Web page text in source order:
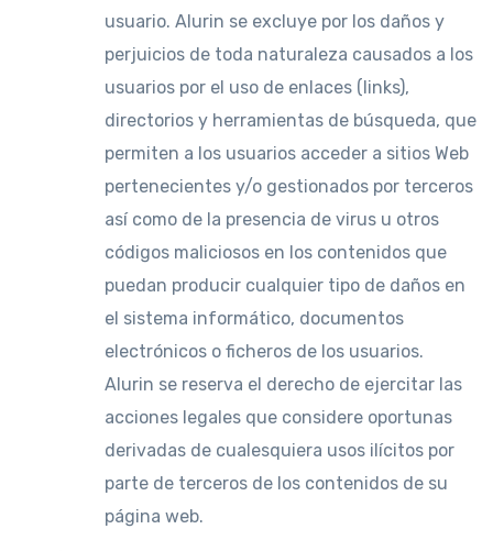
usuario. Alurin se excluye por los daños y
perjuicios de toda naturaleza causados a los
usuarios por el uso de enlaces (links),
directorios y herramientas de búsqueda, que
permiten a los usuarios acceder a sitios Web
pertenecientes y/o gestionados por terceros
así como de la presencia de virus u otros
códigos maliciosos en los contenidos que
puedan producir cualquier tipo de daños en
el sistema informático, documentos
electrónicos o ficheros de los usuarios.
Alurin se reserva el derecho de ejercitar las
acciones legales que considere oportunas
derivadas de cualesquiera usos ilícitos por
parte de terceros de los contenidos de su
página web.